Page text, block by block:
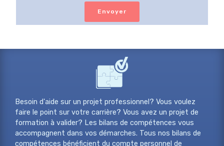
Envoyer
Besoin d'aide sur un projet professionnel? Vous voulez
faire le point sur votre carrière? Vous avez un projet de
formation à valider? Les bilans de compétences vous
accompagnent dans vos démarches. Tous nos bilans de
compétences bénéficient du compte personnel de